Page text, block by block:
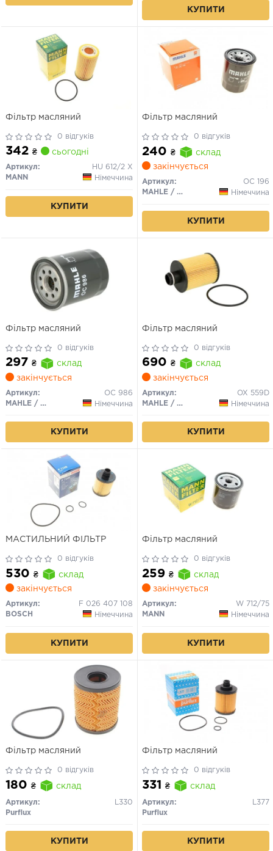
КУПИТИ
Фільтр масляний
0 відгуків
342 ₴ сьогодні
Артикул:
HU 612/2 X
MANN
Німеччина
КУПИТИ
Фільтр масляний
0 відгуків
240 ₴
склад
закінчується
Артикул:
OC 196
MAHLE / KNECHT
Німеччина
КУПИТИ
Фільтр масляний
0 відгуків
297 ₴
склад
закінчується
Артикул:
OC 986
MAHLE / KNECHT
Німеччина
КУПИТИ
Фільтр масляний
0 відгуків
690 ₴
склад
закінчується
Артикул:
OX 559D
MAHLE / KNECHT
Німеччина
КУПИТИ
МАСТИЛЬНИЙ ФІЛЬТР
0 відгуків
530 ₴
склад
закінчується
Артикул:
F 026 407 108
BOSCH
Німеччина
КУПИТИ
Фільтр масляний
0 відгуків
259 ₴
склад
закінчується
Артикул:
W 712/75
MANN
Німеччина
КУПИТИ
Фільтр масляний
0 відгуків
180 ₴ склад
Артикул:
L330
Purflux
КУПИТИ
Фільтр масляний
0 відгуків
331 ₴ склад
Артикул:
L377
Purflux
КУПИТИ